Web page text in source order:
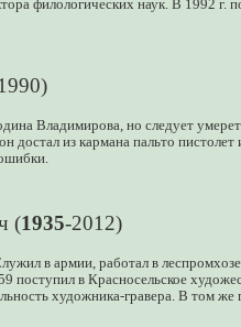
филологических наук. В 1992 г.
Владимирова, но следует
из кармана пальто пистолет
(1935-2012)
в армии, работал в
поступил в Красносельское
художника-гравера. В том